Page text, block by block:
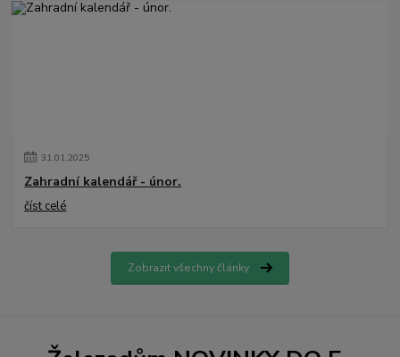
31.01.2025
Zahradní kalendář - únor.
číst celé
Zobrazit všechny články